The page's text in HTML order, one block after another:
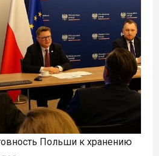
Польши к хранению